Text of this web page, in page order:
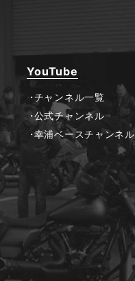
YouTube
チャンネル一覧
公式チャンネル
幸浦ベースチャンネル